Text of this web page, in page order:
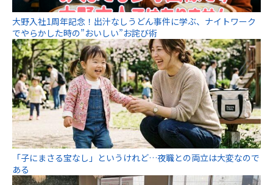
大野入社1周年記念！出汁なしうどん事件に学ぶ、ナイトワーク
でやらかした時の”おいしい”お詫び術
「子にまさる宝なし」というけれど…夜職との両立は大変なので
ある